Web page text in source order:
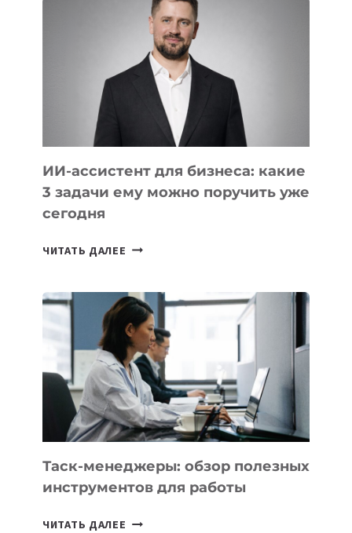
ВТОРОЕ
МЕЖДУНАРОДНОЙ
ОЛИМПИАДЕ
ИИ-ассистент для бизнеса: какие
3 задачи ему можно поручить уже
сегодня
ЧИТАТЬ ДАЛЕЕ ИИ-
БИЗНЕСА:
КАКИЕ
3
ЗАДАЧИ
ЕМУ
МОЖНО
ПОРУЧИТЬ
УЖЕ
СЕГОДНЯ
Таск-менеджеры: обзор полезных
инструментов для работы
ЧИТАТЬ ДАЛЕЕ ТАСК-